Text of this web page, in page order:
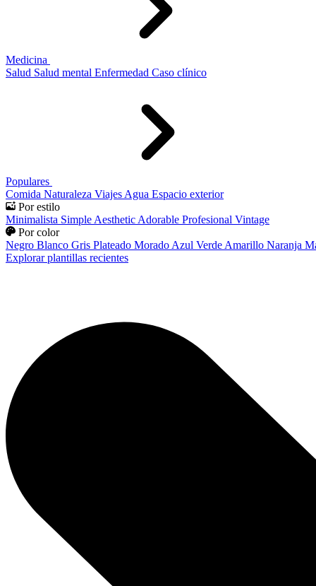
Medicina
Salud Salud mental Enfermedad Caso clínico
Populares
Comida Naturaleza Viajes Agua Espacio exterior
Por estilo
Minimalista Simple Aesthetic Adorable Profesional Vintage
Por color
Negro Blanco Gris Plateado Morado Azul Verde Amarillo Naranja
Explorar plantillas recientes